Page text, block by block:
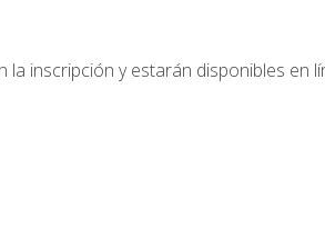
inscripción y estarán disponibles en